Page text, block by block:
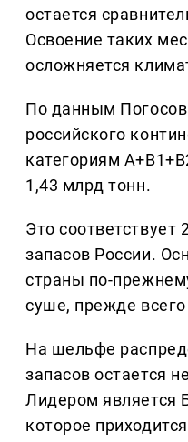
остается
Освоение таких
осложняется
По данным
российского
категориям
1,43 млрд тонн.
Это соответствует
запасов России.
страны по-
суше, прежде
На шельфе
запасов остается
Лидером является
которое